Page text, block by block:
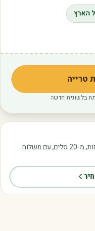
הארץ
טרייה
בלשונית חדשה)
בלשונית חדשה
סלי פירות ממותגים לעובדים וללקוחות, מ-20 סלים, עם משלוח